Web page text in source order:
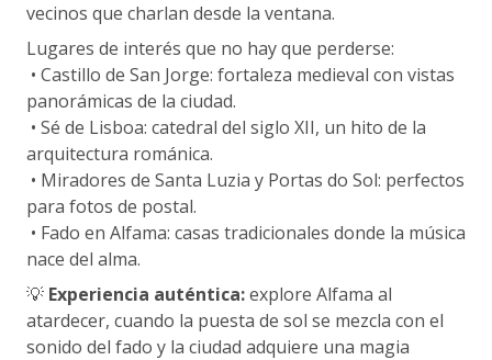
vecinos que charlan desde la ventana.
Lugares de interés que no hay que perderse:
• Castillo de San Jorge: fortaleza medieval con vistas
panorámicas de la ciudad.
• Sé de Lisboa: catedral del siglo XII, un hito de la
arquitectura románica.
• Miradores de Santa Luzia y Portas do Sol: perfectos
para fotos de postal.
• Fado en Alfama: casas tradicionales donde la música
nace del alma.
💡 Experiencia auténtica:explore Alfama al
atardecer, cuando la puesta de sol se mezcla con el
sonido del fado y la ciudad adquiere una magia